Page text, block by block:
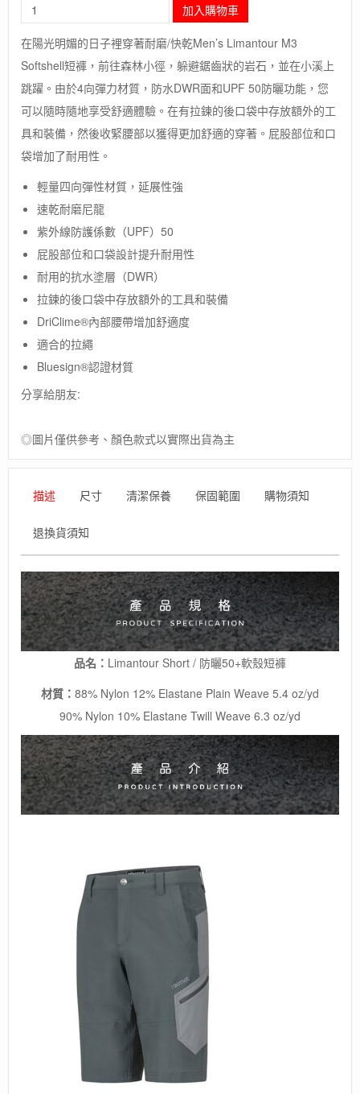
毛
象-
美
國
[Marmot]Limantour
Short
/
防
曬
50+軟
褲
數
加入購物車
在陽光明媚的日子裡穿著耐磨/快乾Men’s Limantour M3
Softshell短褲，前往森林小徑，躲避鋸齒狀的岩石，並在小溪上
跳躍。由於4向彈力材質，防水DWR面和UPF 50防曬功能，您
可以隨時隨地享受舒適體驗。在有拉鍊的後口袋中存放額外的工
具和裝備，然後收緊腰部以獲得更加舒適的穿著。屁股部位和口
袋增加了耐用性。
輕量四向彈性材質，延展性強
速乾耐磨尼龍
紫外線防護係數（UPF）50
屁股部位和口袋設計提升耐用性
耐用的抗水塗層（DWR）
拉鍊的後口袋中存放額外的工具和裝備
DriClime®內部腰帶增加舒適度
適合的拉繩
Bluesign®認證材質
分享給朋友:
◎圖片僅供參考、顏色款式以實際出貨為主
描述 尺寸 清潔保養 保固範圍 購物須知
退換貨須知
品名： Limantour Short / 防曬50+軟殼短褲
材質： 88% Nylon 12% Elastane Plain Weave 5.4 oz/yd
90% Nylon 10% Elastane Twill Weave 6.3 oz/yd